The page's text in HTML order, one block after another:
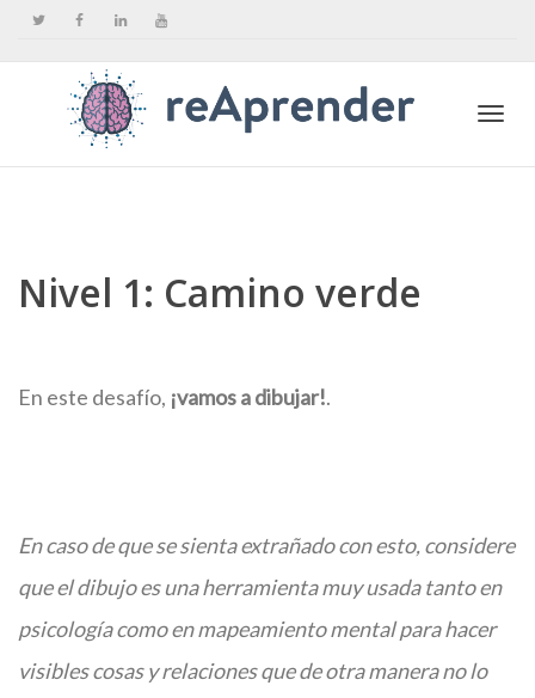
Nivel 1: Camino verde
En este desafío, ¡vamos a dibujar!.
En caso de que se sienta extrañado con esto, considere
que el dibujo es una herramienta muy usada tanto en
psicología como en mapeamiento mental para hacer
visibles cosas y relaciones que de otra manera no lo